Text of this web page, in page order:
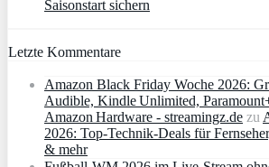
Saisonstart sichern
Letzte Kommentare
Amazon Black Friday Woche 2026:
Audible, Kindle Unlimited,
Amazon Hardware - streamingz.de zu
2026: Top-Technik-Deals für
& mehr